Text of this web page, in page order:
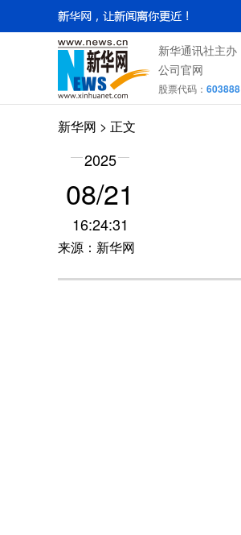
新华通讯社主办
公司官网
股票代码： 603888
新华网 > 正文
2025
08/21
16:24:31
来源：新华网